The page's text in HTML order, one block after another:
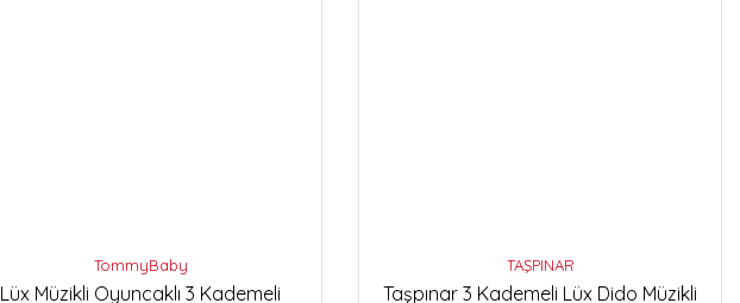
TommyBaby
Lüx Müzikli Oyuncaklı 3 Kademeli
TAŞPINAR
Taşpınar 3 Kademeli Lüx Dido Müzikli